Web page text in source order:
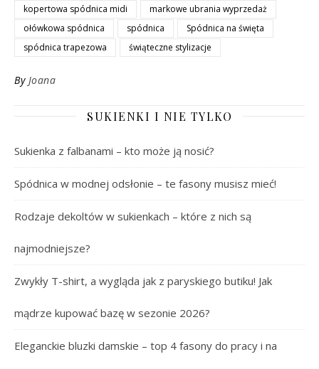
kopertowa spódnica midi
markowe ubrania wyprzedaż
ołówkowa spódnica
spódnica
Spódnica na święta
spódnica trapezowa
świąteczne stylizacje
By Joana
SUKIENKI I NIE TYLKO
Sukienka z falbanami – kto może ją nosić?
Spódnica w modnej odsłonie – te fasony musisz mieć!
Rodzaje dekoltów w sukienkach – które z nich są
najmodniejsze?
Zwykły T-shirt, a wygląda jak z paryskiego butiku! Jak
mądrze kupować bazę w sezonie 2026?
Eleganckie bluzki damskie – top 4 fasony do pracy i na